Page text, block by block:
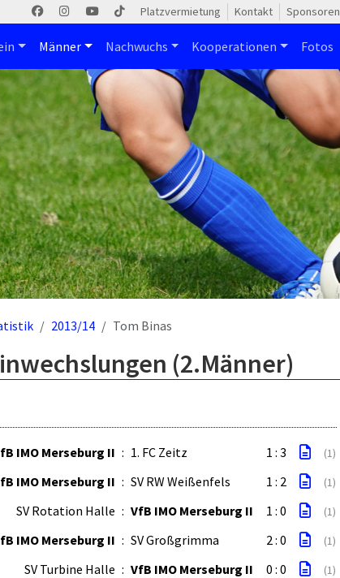
Platzvermietung Kontakt Sponsoren
Männer Nachwuchs Kooperationen Fotos
2013/14 Tom Binas
(2.Männer)
IMO Merseburg II : 1. FC Zeitz 1 : 3 (1)
IMO Merseburg II : SV RW Weißenfels 1 : 2 (1)
SV Rotation Halle : VfB IMO Merseburg II 1 : 0 (1)
IMO Merseburg II : SV Großgrimma 2 : 0 (1)
SV Turbine Halle : VfB IMO Merseburg II 0 : 0 (1)